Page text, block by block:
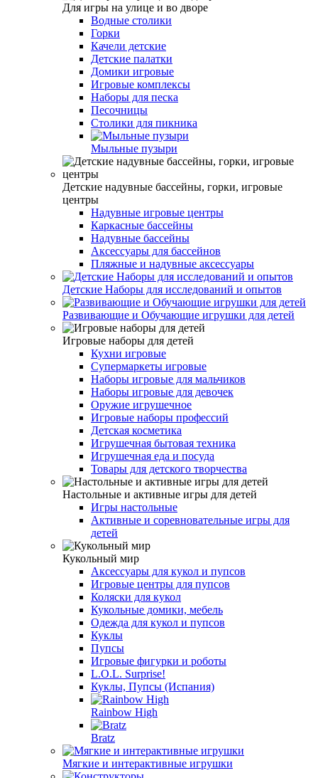
Для игры на улице и во дворе
Водные столики
Горки
Качели детские
Детские палатки
Домики игровые
Игровые комплексы
Наборы для песка
Песочницы
Столики для пикника
Мыльные пузыри
Детские надувные бассейны, горки, игровые
центры
Надувные игровые центры
Каркасные бассейны
Надувные бассейны
Аксессуары для бассейнов
Пляжные и надувные аксессуары
Детские Наборы для исследований и опытов
Развивающие и Обучающие игрушки для детей
Игровые наборы для детей
Кухни игровые
Супермаркеты игровые
Наборы игровые для мальчиков
Наборы игровые для девочек
Оружие игрушечное
Игровые наборы профессий
Детская косметика
Игрушечная бытовая техника
Игрушечная еда и посуда
Товары для детского творчества
Настольные и активные игры для детей
Игры настольные
Активные и соревновательные игры для
детей
Кукольный мир
Аксессуары для кукол и пупсов
Игровые центры для пупсов
Коляски для кукол
Кукольные домики, мебель
Одежда для кукол и пупсов
Куклы
Пупсы
Игровые фигурки и роботы
L.O.L. Surprise!
Куклы, Пупсы (Испания)
Rainbow High
Bratz
Мягкие и интерактивные игрушки